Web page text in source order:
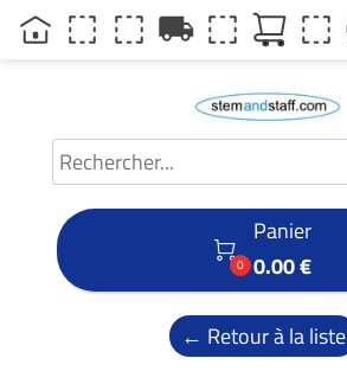

0
Panier
0.00 €
← Retour à la liste
local_shipping